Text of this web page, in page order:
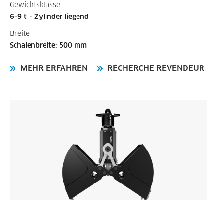
Gewichtsklasse
6–9 t - Zylinder liegend
Breite
Schalenbreite: 500 mm
MEHR ERFAHREN RECHERCHE REVENDEUR